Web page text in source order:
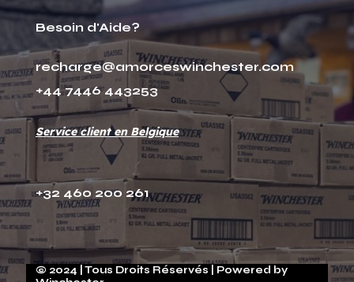
Besoin d'Aide?
recharge@amorceswinchester.com
+44 7446 443253
Service client en Belgique
+32 460 200 261
© 2024 | Tous Droits Réservés | Powered by